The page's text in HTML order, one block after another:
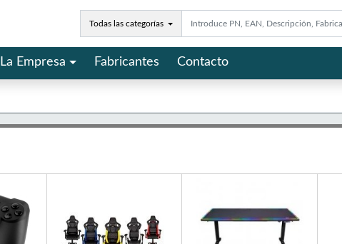
Todas las categorías
La Empresa Fabricantes Contacto